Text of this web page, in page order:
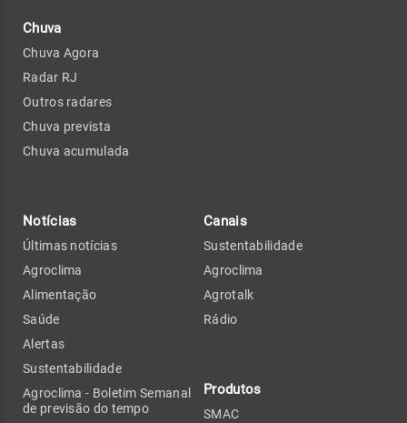
Chuva
Chuva Agora
Radar RJ
Outros radares
Chuva prevista
Chuva acumulada
Notícias
Últimas notícias
Agroclima
Alimentação
Saúde
Alertas
Sustentabilidade
Agroclima - Boletim Semanal
de previsão do tempo
Canais
Sustentabilidade
Agroclima
Agrotalk
Rádio
Produtos
SMAC